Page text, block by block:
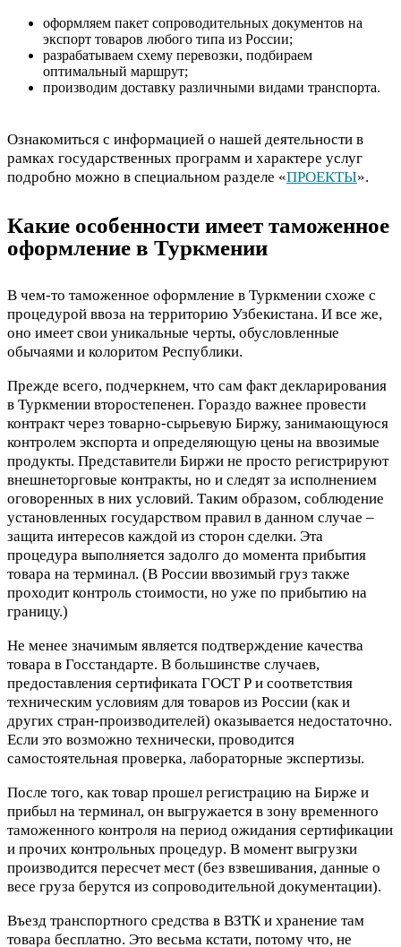
оформляем пакет сопроводительных документов на
экспорт товаров любого типа из России;
разрабатываем схему перевозки, подбираем
оптимальный маршрут;
производим доставку различными видами транспорта.
Ознакомиться с информацией о нашей деятельности в
рамках государственных программ и характере услуг
подробно можно в специальном разделе «ПРОЕКТЫ».
Какие особенности имеет таможенное
оформление в Туркмении
В чем-то таможенное оформление в Туркмении схоже с
процедурой ввоза на территорию Узбекистана. И все же,
оно имеет свои уникальные черты, обусловленные
обычаями и колоритом Республики.
Прежде всего, подчеркнем, что сам факт декларирования
в Туркмении второстепенен. Гораздо важнее провести
контракт через товарно-сырьевую Биржу, занимающуюся
контролем экспорта и определяющую цены на ввозимые
продукты. Представители Биржи не просто регистрируют
внешнеторговые контракты, но и следят за исполнением
оговоренных в них условий. Таким образом, соблюдение
установленных государством правил в данном случае –
защита интересов каждой из сторон сделки. Эта
процедура выполняется задолго до момента прибытия
товара на терминал. (В России ввозимый груз также
проходит контроль стоимости, но уже по прибытию на
границу.)
Не менее значимым является подтверждение качества
товара в Госстандарте. В большинстве случаев,
предоставления сертификата ГОСТ Р и соответствия
техническим условиям для товаров из России (как и
других стран-производителей) оказывается недостаточно.
Если это возможно технически, проводится
самостоятельная проверка, лабораторные экспертизы.
После того, как товар прошел регистрацию на Бирже и
прибыл на терминал, он выгружается в зону временного
таможенного контроля на период ожидания сертификации
и прочих контрольных процедур. В момент выгрузки
производится пересчет мест (без взвешивания, данные о
весе груза берутся из сопроводительной документации).
Въезд транспортного средства в ВЗТК и хранение там
товара бесплатно. Это весьма кстати, потому что, не